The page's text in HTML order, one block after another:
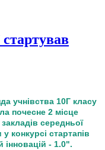
учнівства 10Г класу
почесне 2 місце
середньої
у конкурсі стартапів
інновацій - 1.0".